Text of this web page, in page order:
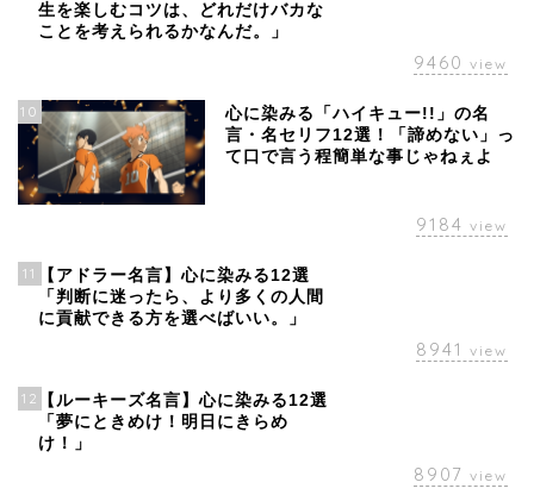
生を楽しむコツは、どれだけバカな
ことを考えられるかなんだ。」
9460 view
10
心に染みる「ハイキュー!!」の名
言・名セリフ12選！「諦めない」っ
て口で言う程簡単な事じゃねぇよ
9184 view
11
【アドラー名言】心に染みる12選
「判断に迷ったら、より多くの人間
に貢献できる方を選べばいい。」
8941 view
12
【ルーキーズ名言】心に染みる12選
「夢にときめけ！明日にきらめ
け！」
8907 view